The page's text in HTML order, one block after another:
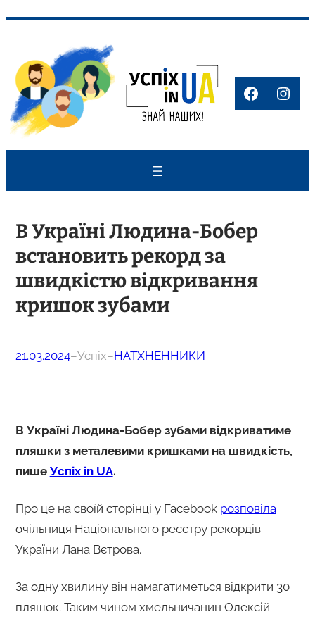
вмісту
В Україні Людина-Бобер
встановить рекорд за
швидкістю відкривання
кришок зубами
21.03.2024–Успіх–НАТХНЕННИКИ
В Україні Людина-Бобер зубами відкриватиме
пляшки з металевими кришками на швидкість,
пише Успіх in UA.
Про це на своїй сторінці у Facebook розповіла
очільниця Національного реєстру рекордів
України Лана Вєтрова.
За одну хвилину він намагатиметься відкрити 30
пляшок. Таким чином хмельничанин Олексій